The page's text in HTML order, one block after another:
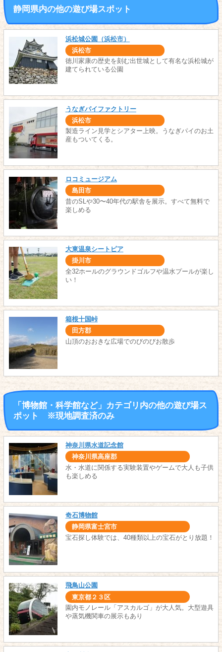
静岡県内の他の遊び場スポット
浜松城公園（浜松市）
浜松市
徳川家康の歴史を刻む出世城として有名な浜松城が
建てられている公園
うなぎパイファクトリー
浜松市
製造ライン見学とシアター上映。うなぎパイのお土
産もついてくる。
ロコミュージアム
島田市
昔のSLや30〜40年代の駅舎を展示。すべて無料で
楽しめる
大東温泉シートピア
掛川市
全32ホールのグラウンドゴルフや温水プールが楽し
い！
箱根十国峠
田方郡
山頂のおおきな広場でのびのびお散歩
「博物館・科学館など」カテゴリ内の他の遊び場ス
ポット ※現地調査済のみ
神奈川県水道記念館
神奈川県高座郡
水・水道に関係する実験装置やゲームで大人も子供
も楽しめる
奇石博物館
静岡県富士宮市
宝石探し体験では、40種類以上の宝石がとり放題！
飛鳥山公園
東京都２３区
園内モノレール「アスカルゴ」が大人気。大型遊具
や蒸気機関車の展示もあり